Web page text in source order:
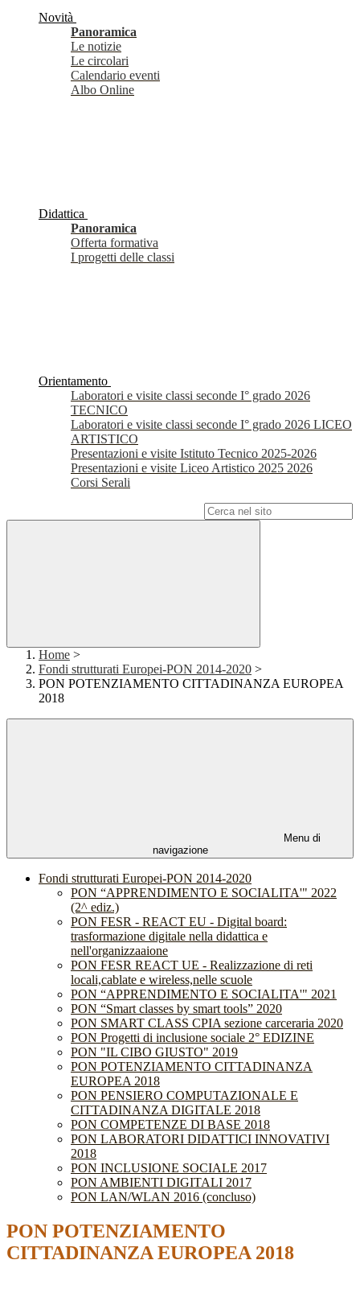
Novità
Panoramica
Le notizie
Le circolari
Calendario eventi
Albo Online
Didattica
Panoramica
Offerta formativa
I progetti delle classi
Orientamento
Laboratori e visite classi seconde I° grado 2026
TECNICO
Laboratori e visite classi seconde I° grado 2026 LICEO
ARTISTICO
Presentazioni e visite Istituto Tecnico 2025-2026
Presentazioni e visite Liceo Artistico 2025 2026
Corsi Serali
Home >
Fondi strutturati Europei-PON 2014-2020 >
PON POTENZIAMENTO CITTADINANZA EUROPEA
2018
Menu di
navigazione
Fondi strutturati Europei-PON 2014-2020
PON “APPRENDIMENTO E SOCIALITA'" 2022
(2^ ediz.)
PON FESR - REACT EU - Digital board:
trasformazione digitale nella didattica e
nell'organizzaaione
PON FESR REACT UE - Realizzazione di reti
locali,cablate e wireless,nelle scuole
PON “APPRENDIMENTO E SOCIALITA'" 2021
PON “Smart classes by smart tools” 2020
PON SMART CLASS CPIA sezione carceraria 2020
PON Progetti di inclusione sociale 2° EDIZINE
PON "IL CIBO GIUSTO" 2019
PON POTENZIAMENTO CITTADINANZA
EUROPEA 2018
PON PENSIERO COMPUTAZIONALE E
CITTADINANZA DIGITALE 2018
PON COMPETENZE DI BASE 2018
PON LABORATORI DIDATTICI INNOVATIVI
2018
PON INCLUSIONE SOCIALE 2017
PON AMBIENTI DIGITALI 2017
PON LAN/WLAN 2016 (concluso)
PON POTENZIAMENTO
CITTADINANZA EUROPEA 2018